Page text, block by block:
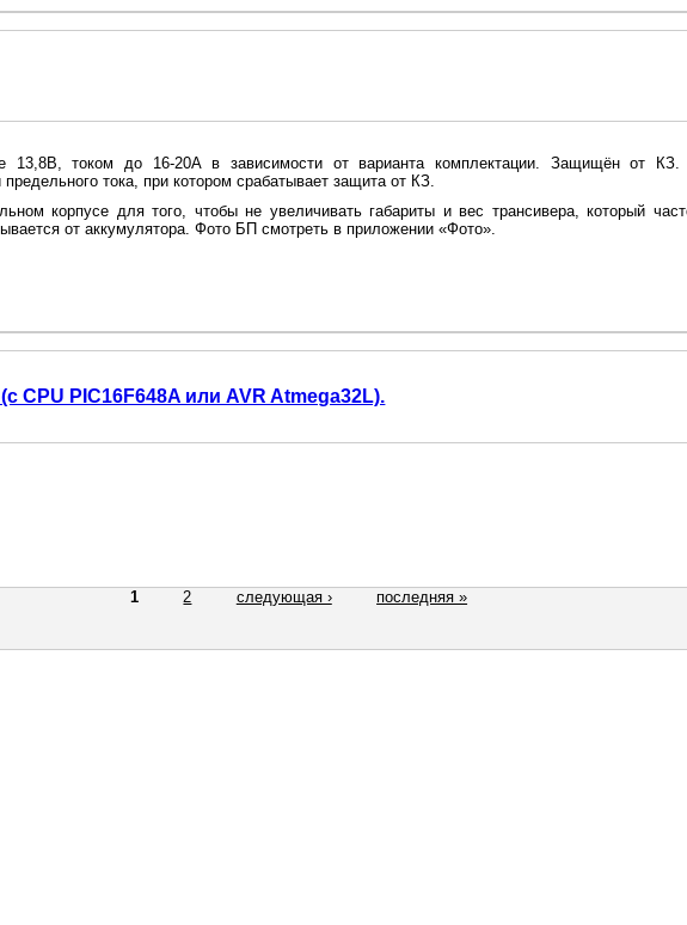
13,8В, током до 16-20А в зависимости от варианта комплектации. Защищён от
тока, при котором срабатывает защита от КЗ.
корпусе для того, чтобы не увеличивать габариты и вес трансивера, который
от аккумулятора. Фото БП смотреть в приложении «Фото».
CPU PIC16F648A или AVR Atmega32L).
1 2 следующая › последняя »